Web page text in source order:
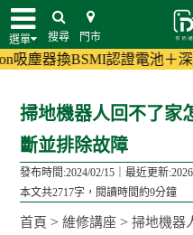
選單 搜尋 門市
認證電池＋深度清潔贈濾
掃地機器人回不了家
斷並排除故障
發布時間:2024/02/15｜最近更新
本文共2717字，閱讀時間約9分鐘
首頁 >維修講座 >掃地機器